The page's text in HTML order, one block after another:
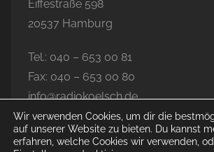
Eiffestraße 598
20537 Hamburg
Tel.: 040 – 653 00 81
Fax: 040 – 653 00 80
info@radiokoelsch.de
Wir verwenden Cookies, um dir die
auf unserer Website zu bieten. Du kannst
erfahren, welche Cookies wir verwenden,